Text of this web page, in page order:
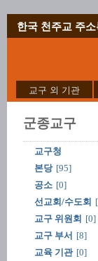
한국 천주교 주
교구 외 기관
군종교구
교구청
본당 [95]
공소 [0]
선교회/수도회
교구 위원회 [0]
교구 부서 [8]
교육 기관 [0]